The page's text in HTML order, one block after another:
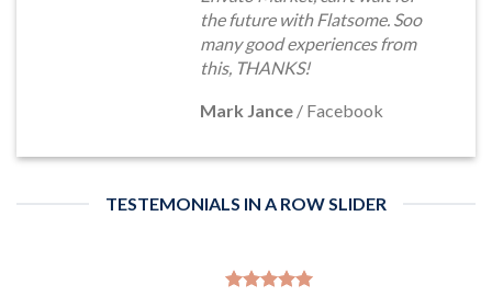
the future with Flatsome. Soo
many good experiences from
this, THANKS!
Mark Jance / Facebook
TESTEMONIALS IN A ROW SLIDER